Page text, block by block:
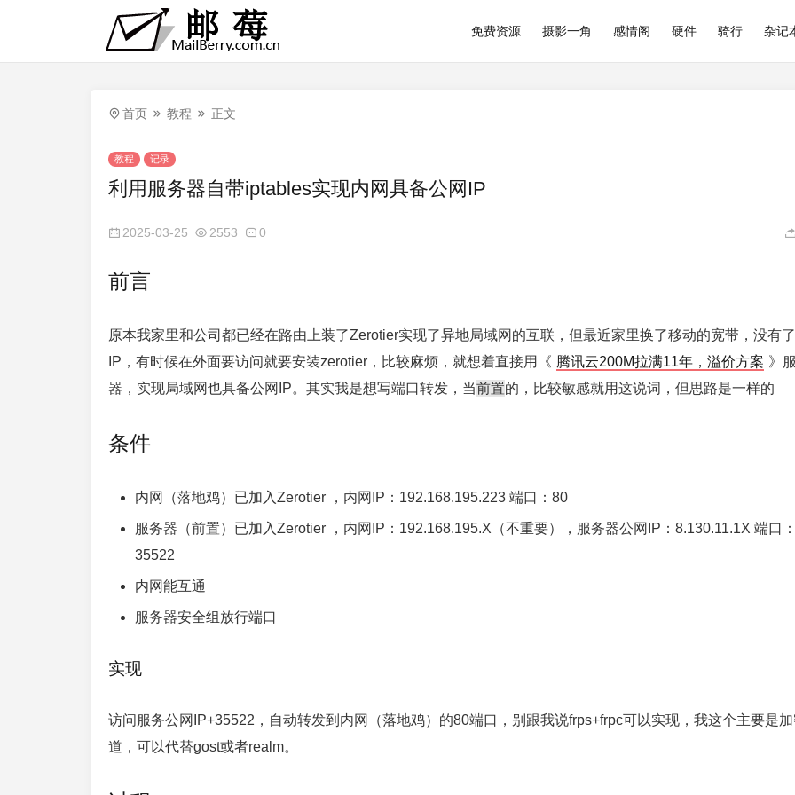
免费资源 摄影一角 感情阁 硬件 骑行 杂记
首页 教程 正文
教程 记录
利用服务器自带iptables实现内网具备公网IP
2025-03-25 2553 0
前言
原本我家里和公司都已经在路由上装了Zerotier实现了异地局域网的互联，但最近家里换了移动的宽带，没有
IP，有时候在外面要访问就要安装zerotier，比较麻烦，就想着直接用《 腾讯云200M拉满11年，溢价方案 》
器，实现局域网也具备公网IP。其实我是想写端口转发，当前置的，比较敏感就用这说词，但思路是一样的
条件
内网（落地鸡）已加入Zerotier ，内网IP：192.168.195.223 端口：80
服务器（前置）已加入Zerotier ，内网IP：192.168.195.X（不重要），服务器公网IP：8.130.11.1X 端口：
35522
内网能互通
服务器安全组放行端口
实现
访问服务公网IP+35522，自动转发到内网（落地鸡）的80端口，别跟我说frps+frpc可以实现，我这个主要是
道，可以代替gost或者realm。